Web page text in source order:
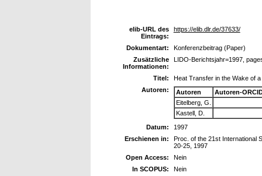
elib-URL des
Eintrags:
https://elib.dlr.de/37633/
Dokumentart:
Konferenzbeitrag (Paper)
Zusätzliche
Informationen:
LIDO-Berichtsjahr=1997,
Titel:
Heat Transfer in the Wake of
Autoren:
Autoren
Autoren-
Eitelberg, G.
Kastell, D.
Datum:
1997
Erschienen in:
Proc. of the 21st International
20-25, 1997
Open Access:
Nein
In SCOPUS:
Nein